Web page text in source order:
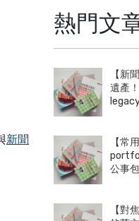
新聞
熱門文
【新
遺產
【常
公事
【對